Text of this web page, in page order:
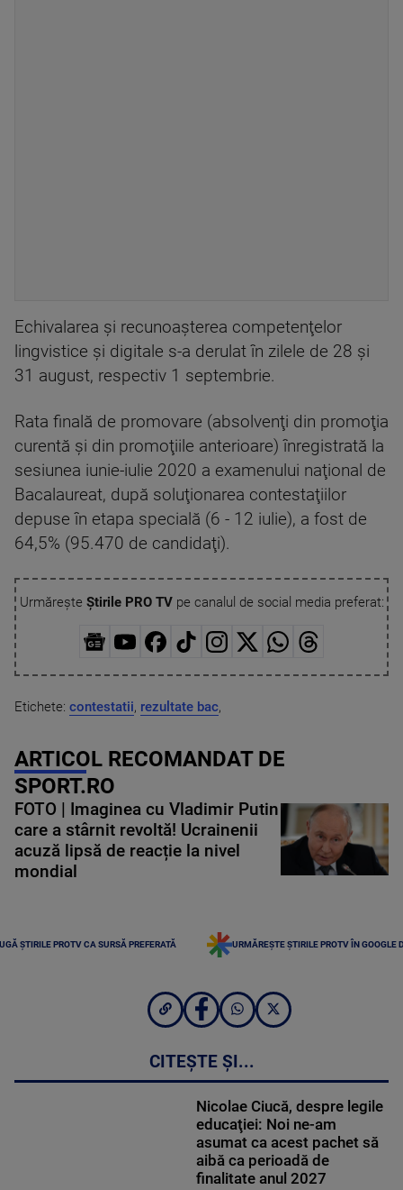
Echivalarea şi recunoaşterea competenţelor
lingvistice şi digitale s-a derulat în zilele de 28 şi
31 august, respectiv 1 septembrie.
Rata finală de promovare (absolvenţi din promoţia
curentă şi din promoţiile anterioare) înregistrată la
sesiunea iunie-iulie 2020 a examenului naţional de
Bacalaureat, după soluţionarea contestaţiilor
depuse în etapa specială (6 - 12 iulie), a fost de
64,5% (95.470 de candidaţi).
Urmărește Știrile PRO TVpe canalul de social media preferat:
Etichete: contestatii, rezultate bac,
ARTICOL RECOMANDAT DE
SPORT.RO
FOTO | Imaginea cu Vladimir Putin
care a stârnit revoltă! Ucrainenii
acuză lipsă de reacție la nivel
mondial
ȘTIRILE PROTV CA SURSĂ PREFERATĂ URMĂREȘTE ȘTIRILE PROTV ÎN GOOGLE
CITEȘTE ȘI...
Nicolae Ciucă, despre legile
educaţiei: Noi ne-am
asumat ca acest pachet să
aibă ca perioadă de
finalitate anul 2027